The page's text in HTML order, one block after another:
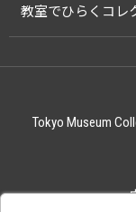
教室でひらくコレ
Tokyo Museum